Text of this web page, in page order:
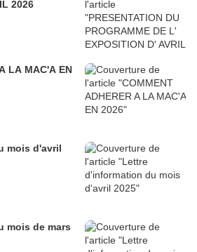
2026
LA MAC'A EN
mois d'avril
mois de mars